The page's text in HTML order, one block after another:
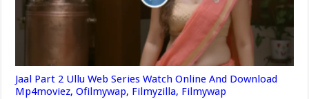
Jaal Part 2 Ullu Web Series Watch Online And Download
Mp4moviez, Ofilmywap, Filmyzilla, Filmywap